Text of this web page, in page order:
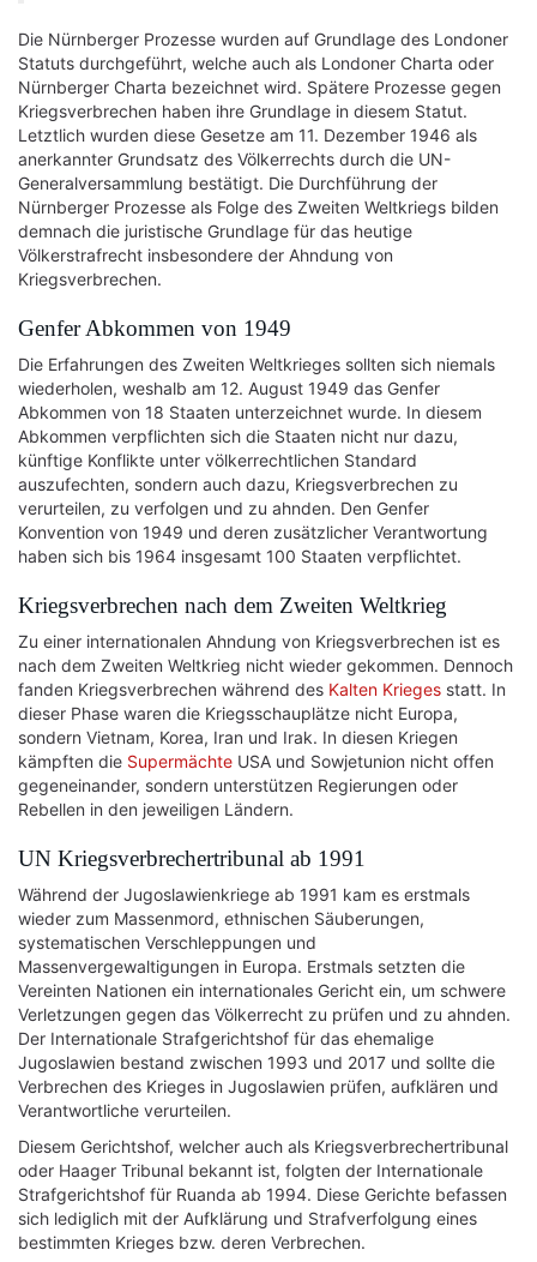
Die Nürnberger Prozesse wurden auf Grundlage des Londoner
Statuts durchgeführt, welche auch als Londoner Charta oder
Nürnberger Charta bezeichnet wird. Spätere Prozesse gegen
Kriegsverbrechen haben ihre Grundlage in diesem Statut.
Letztlich wurden diese Gesetze am 11. Dezember 1946 als
anerkannter Grundsatz des Völkerrechts durch die UN-
Generalversammlung bestätigt. Die Durchführung der
Nürnberger Prozesse als Folge des Zweiten Weltkriegs bilden
demnach die juristische Grundlage für das heutige
Völkerstrafrecht insbesondere der Ahndung von
Kriegsverbrechen.
Genfer Abkommen von 1949
Die Erfahrungen des Zweiten Weltkrieges sollten sich niemals
wiederholen, weshalb am 12. August 1949 das Genfer
Abkommen von 18 Staaten unterzeichnet wurde. In diesem
Abkommen verpflichten sich die Staaten nicht nur dazu,
künftige Konflikte unter völkerrechtlichen Standard
auszufechten, sondern auch dazu, Kriegsverbrechen zu
verurteilen, zu verfolgen und zu ahnden. Den Genfer
Konvention von 1949 und deren zusätzlicher Verantwortung
haben sich bis 1964 insgesamt 100 Staaten verpflichtet.
Kriegsverbrechen nach dem Zweiten Weltkrieg
Zu einer internationalen Ahndung von Kriegsverbrechen ist es
nach dem Zweiten Weltkrieg nicht wieder gekommen. Dennoch
fanden Kriegsverbrechen während des Kalten Krieges statt. In
dieser Phase waren die Kriegsschauplätze nicht Europa,
sondern Vietnam, Korea, Iran und Irak. In diesen Kriegen
kämpften die Supermächte USA und Sowjetunion nicht offen
gegeneinander, sondern unterstützen Regierungen oder
Rebellen in den jeweiligen Ländern.
UN Kriegsverbrechertribunal ab 1991
Während der Jugoslawienkriege ab 1991 kam es erstmals
wieder zum Massenmord, ethnischen Säuberungen,
systematischen Verschleppungen und
Massenvergewaltigungen in Europa. Erstmals setzten die
Vereinten Nationen ein internationales Gericht ein, um schwere
Verletzungen gegen das Völkerrecht zu prüfen und zu ahnden.
Der Internationale Strafgerichtshof für das ehemalige
Jugoslawien bestand zwischen 1993 und 2017 und sollte die
Verbrechen des Krieges in Jugoslawien prüfen, aufklären und
Verantwortliche verurteilen.
Diesem Gerichtshof, welcher auch als Kriegsverbrechertribunal
oder Haager Tribunal bekannt ist, folgten der Internationale
Strafgerichtshof für Ruanda ab 1994. Diese Gerichte befassen
sich lediglich mit der Aufklärung und Strafverfolgung eines
bestimmten Krieges bzw. deren Verbrechen.